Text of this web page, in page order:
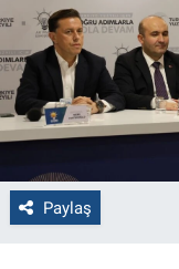
Paylaş
Kütahya
Gezi
Genel
Çevre